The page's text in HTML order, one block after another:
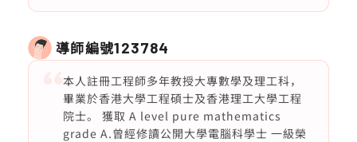
導師編號123784
本人註冊工程師多年教授大專數學及理工科，
畢業於香港大學工程碩士及香港理工大學工程
院士。 獲取 A level pure mathematics
grade A.曾經修讀公開大學電腦科學士 一級榮